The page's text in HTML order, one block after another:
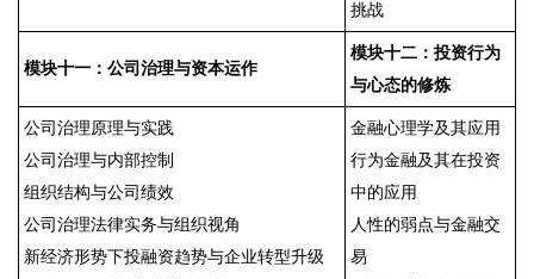
挑战
模块十一：公司治理与资本运作
模块十二：投资行为
与心态的修炼
公司治理原理与实践
公司治理与内部控制
组织结构与公司绩效
公司治理法律实务与组织视角
新经济形势下投融资趋势与企业转型升级
金融心理学及其应用
行为金融及其在投资
中的应用
人性的弱点与金融交
易